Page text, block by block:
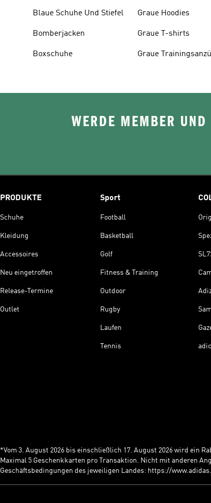
Blaue Schuhe Und Stiefel
Bomberjacken
Boxschuhe
Graue Hoodies
Graue T-shirts
Graue
WERDE MEMBER
PRODUKTE
Schuhe
Kleidung
Accessoires
Neu eingetroffen
Release-Termine
Outlet
Sport
Football
Basketball
Golf
Fitness & Training
Outdoor
Rugby
Laufen
Tennis
*Vom 3. August 2026 bis einschließlich 17. August 2026 wird ein
Maximal 5 Geschenkkarten pro Transaktion. Nicht mit anderen
Geschäftsbedingungen des jeweiligen Landes: https://